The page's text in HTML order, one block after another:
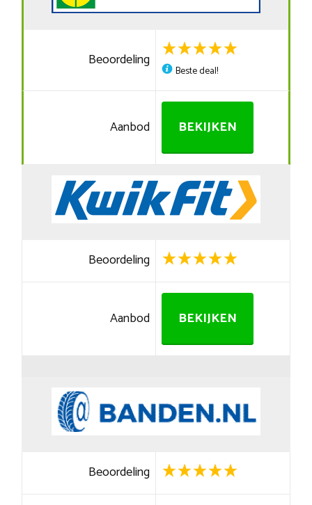
Beoordeling
Beste deal!
Aanbod BEKIJKEN
Beoordeling
Aanbod BEKIJKEN
Beoordeling